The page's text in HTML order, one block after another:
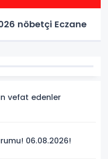
nöbetçi Eczane
vefat edenler
06.08.2026!